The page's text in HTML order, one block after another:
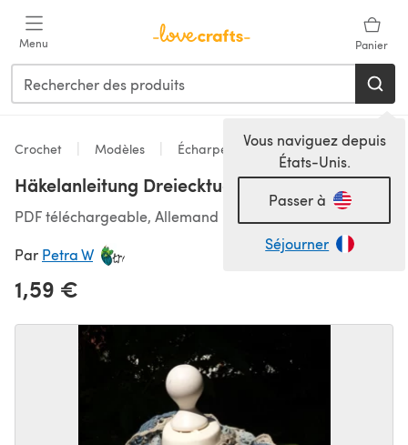
Menu Panier
Vous naviguez depuis
États-Unis.
Passer à
Séjourner
Crochet Modèles Écharpes & Châles
Häkelanleitung Dreiecktuch "Abschlussball"
PDF téléchargeable, Allemand
Par Petra W
1,59 €